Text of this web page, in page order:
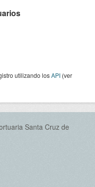
utilizando losAPI (ver
Santa Cruz de